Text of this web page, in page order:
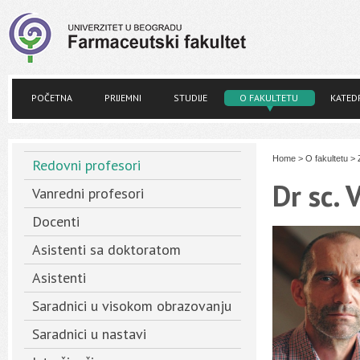
POČETNA PRIJEMNI STUDIJE O FAKULTETU
Redovni profesori
Vanredni profesori
Docenti
Asistenti sa doktoratom
Asistenti
Saradnici u visokom obrazovanju
Saradnici u nastavi
Home > O fakultetu >
Dr sc.